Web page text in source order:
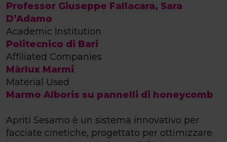
Professor Giuseppe Fallacara, Sara
D’Adamo
Academic Institution
Politecnico di Bari
Affiliated Companies
Màrlux Marmi
Material Used
Marmo Alboris su pannelli di honeycomb
Apriti Sesamo è un sistema innovativo per
facciate cinetiche, progettato per ottimizzare